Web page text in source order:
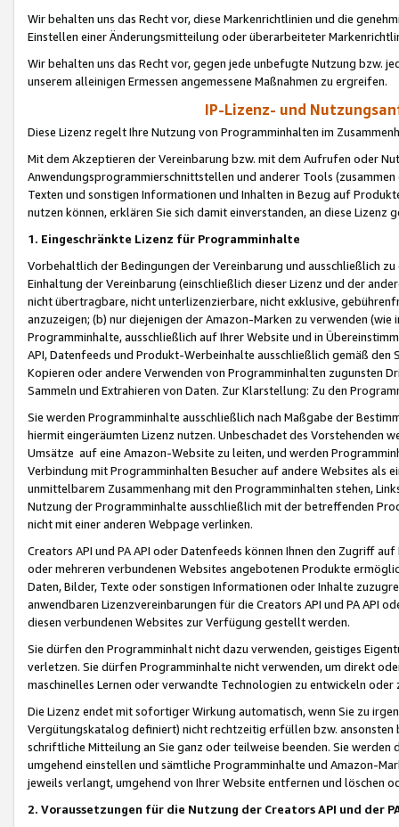
Wir behalten uns das Recht vor, diese Markenrichtlinien und die
Einstellen einer Änderungsmitteilung oder überarbeiteter
Wir behalten uns das Recht vor, gegen jede unbefugte Nutzung bzw.
unserem alleinigen Ermessen angemessene Maßnahmen zu ergreifen.
IP-Lizenz- und
Diese Lizenz regelt Ihre Nutzung von Programminhalten im
Mit dem Akzeptieren der Vereinbarung bzw. mit dem Aufrufen oder
Anwendungsprogrammierschnittstellen und anderer Tools (zusammen
Texten und sonstigen Informationen und Inhalten in Bezug auf
nutzen können, erklären Sie sich damit einverstanden, an diese Lizenz
1. Eingeschränkte Lizenz für Programminhalte
Vorbehaltlich der Bedingungen der Vereinbarung und ausschließlich
Einhaltung der Vereinbarung (einschließlich dieser Lizenz und der
nicht übertragbare, nicht unterlizenzierbare, nicht exklusive,
anzuzeigen; (b) nur diejenigen der Amazon-Marken zu verwenden
Programminhalte, ausschließlich auf Ihrer Website und in
API, Datenfeeds und Produkt-Werbeinhalte ausschließlich gemäß
Kopieren oder andere Verwenden von Programminhalten zugunsten
Sammeln und Extrahieren von Daten. Zur Klarstellung: Zu den
Sie werden Programminhalte ausschließlich nach Maßgabe der
hiermit eingeräumten Lizenz nutzen. Unbeschadet des Vorstehenden
Umsätze auf eine Amazon-Website zu leiten, und werden
Verbindung mit Programminhalten Besucher auf andere Websites als
unmittelbarem Zusammenhang mit den Programminhalten stehen,
Nutzung der Programminhalte ausschließlich mit der betreffenden
nicht mit einer anderen Webpage verlinken.
Creators API und PA API oder Datenfeeds können Ihnen den Zugriff
oder mehreren verbundenen Websites angebotenen Produkte
Daten, Bilder, Texte oder sonstigen Informationen oder Inhalte
anwendbaren Lizenzvereinbarungen für die Creators API und PA API
diesen verbundenen Websites zur Verfügung gestellt werden.
Sie dürfen den Programminhalt nicht dazu verwenden, geistiges
verletzen. Sie dürfen Programminhalte nicht verwenden, um direkt
maschinelles Lernen oder verwandte Technologien zu entwickeln
Die Lizenz endet mit sofortiger Wirkung automatisch, wenn Sie zu
Vergütungskatalog definiert) nicht rechtzeitig erfüllen bzw. ansonsten
schriftliche Mitteilung an Sie ganz oder teilweise beenden. Sie werden
umgehend einstellen und sämtliche Programminhalte und Amazon-
jeweils verlangt, umgehend von Ihrer Website entfernen und löschen
2. Voraussetzungen für die Nutzung der Creators API und der